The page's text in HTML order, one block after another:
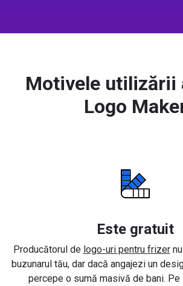
Motivele utilizării
Logo
Este gratuit
Producătorul de logo-uri pentru frizernu
buzunarul tău, dar dacă angajezi un
percepe o sumă masivă de bani.